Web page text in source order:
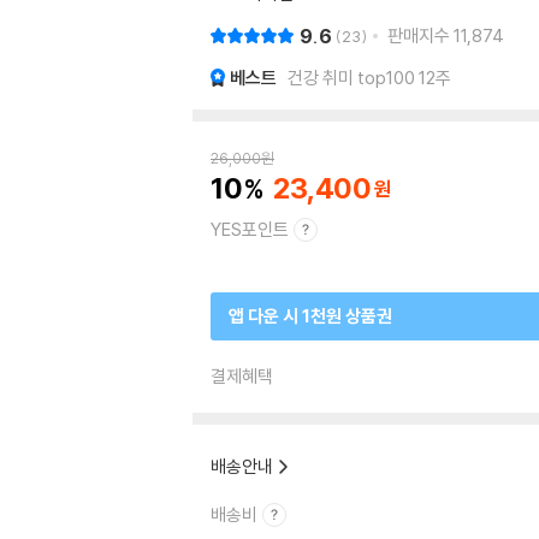
9.6 23 판매지수 11,874
베스트 건강 취미 top100 12주
26,000원
10 23,400
YES포인트
앱 다운 시 1천원 상품권
결제혜택
배송안내
배송비